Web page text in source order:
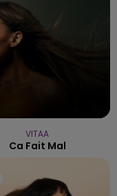
VITAA
Ca Fait Mal